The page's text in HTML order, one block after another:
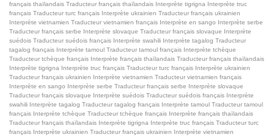
français thaïlandais Traducteur français thaïlandais Interprète tigrigna Interprète truc
français Traducteur turc français Interprète ukrainien Traducteur français ukrainien
Interprète vietnamien Traducteur vietnamien français Interprète en sango Interprète serbe
Traducteur français serbe Interprète slovaque Traducteur français slovaque Interprète
suédois Traducteur suédois français Interprète swahili Interprète tagalog Traducteur
tagalog français Interprète tamoul Traducteur tamoul français Interprète tchèque
Traducteur tchèque français Interprète français thaïlandais Traducteur français thaïlandais
Interprète tigrigna Interprète truc français Traducteur turc français Interprète ukrainien
Traducteur français ukrainien Interprète vietnamien Traducteur vietnamien français
Interprète en sango Interprète serbe Traducteur français serbe Interprète slovaque
Traducteur français slovaque Interprète suédois Traducteur suédois français Interprète
swahili Interprète tagalog Traducteur tagalog français Interprète tamoul Traducteur tamoul
français Interprète tchèque Traducteur tchèque français Interprète français thaïlandais
Traducteur français thaïlandais Interprète tigrigna Interprète truc français Traducteur turc
français Interprète ukrainien Traducteur français ukrainien Interprète vietnamien